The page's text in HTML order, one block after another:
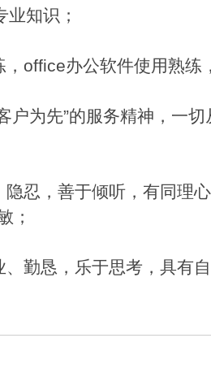
知识；
，office办公软件使用熟练
户为先”的服务精神，一
忍，善于倾听，有同理
；
、勤恳，乐于思考，具有